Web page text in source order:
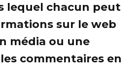
lequel chacun peut
sur le web
média ou une
commentaires en